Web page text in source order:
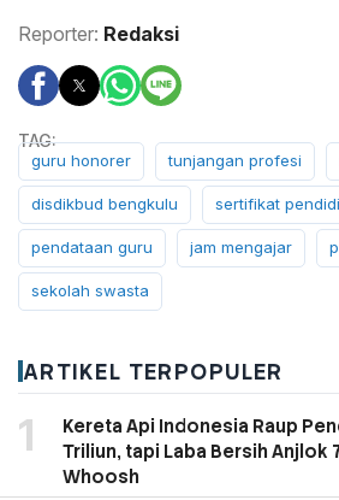
Reporter: Redaksi
guru honorer tunjangan profesi
disdikbud bengkulu sertifikat
pendataan guru jam mengajar
sekolah swasta
ARTIKEL TERPOPULER
Kereta Api Indonesia Raup
Triliun, tapi Laba Bersih Anjlok
Whoosh